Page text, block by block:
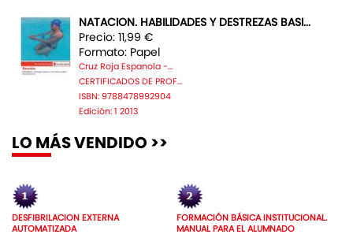
NATACION. HABILIDADES Y DESTREZAS BASI...
Precio: 11,99 €
Formato: Papel
Cruz Roja Espanola -...
CERTIFICADOS DE PROF...
ISBN: 9788478992904
Edición: 1 2013
LO MÁS VENDIDO >>
DESFIBRILACION EXTERNA
AUTOMATIZADA
FORMACIÓN BÁSICA INSTITUCIONAL.
MANUAL PARA EL ALUMNADO